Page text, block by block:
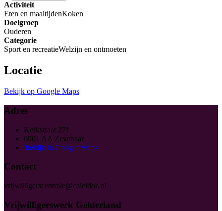
Activiteit
Eten en maaltijdenKoken
Doelgroep
Ouderen
Categorie
Sport en recreatieWelzijn en ontmoeten
Locatie
Bekijk op Google Maps
Adres
Kerkstraat 27f
6901 AA Zevenaar
bekijk in Google Maps
Contact
vrijwilligerscentrale@caleidoz.nl
Vrijwilligerswerk Gelderland